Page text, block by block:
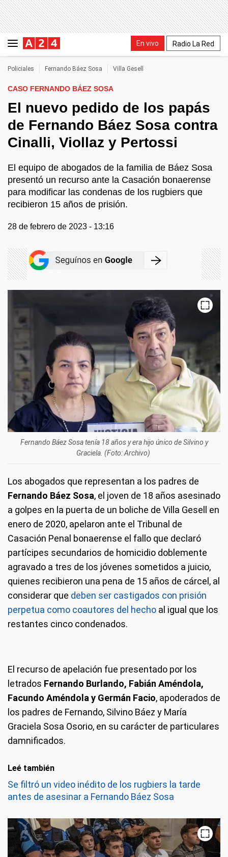
En vivo Radio La Red
Policiales Fernando Báez Sosa Villa Gesell
CASO FERNANDO BÁEZ SOSA
El nuevo pedido de los papás
de Fernando Báez Sosa contra
Cinalli, Viollaz y Pertossi
El equipo de abogados de la familia de Báez Sosa
presentó un recurso ante la Casación bonaerense
para modificar las condenas de los rugbiers que
recibieron 15 años de prisión.
28 de febrero de 2023 - 13:16
Fernando Báez Sosa tenía 18 años y era hijo único de Silvino y
Graciela. (Foto: Archivo)
Los abogados que representan a los padres de
Fernando Báez Sosa, el joven de 18 años asesinado
a golpes en la puerta de un boliche de Villa Gesell en
enero de 2020, apelaron ante el Tribunal de
Casación Penal bonaerense el fallo que declaró
partícipes secundarios de homicidio doblemente
agravado a tres de los jóvenes sometidos a juicio,
quienes recibieron una pena de 15 años de cárcel, al
considerar que deben ser castigados con prisión
perpetua como coautores del hecho al igual que los
restantes cinco condenados.
El recurso de apelación fue presentado por los
letrados Fernando Burlando, Fabián Améndola,
Facundo Améndola y Germán Facio, apoderados de
los padres de Fernando, Silvino Báez y María
Graciela Sosa Osorio, en su carácter de particulares
damnificados.
Leé también
Se filtró un video inédito de los rugbiers la tarde
antes de asesinar a Fernando Báez Sosa